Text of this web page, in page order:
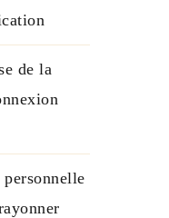
de la